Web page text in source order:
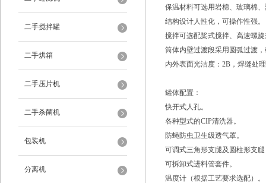
二手搅拌罐
二手烘箱
二手压片机
二手杀菌机
包装机
分离机
保温材料可选用岩棉、玻璃棉
结构设计人性化，可操作性强。
搅拌可选配桨式搅拌、高速螺
筒体内壁过渡段采用圆弧过渡
内外表面光洁度：2B，焊缝处
罐体配置：
快开式人孔。
各种型式的CIP清洗器。
防蝇防虫卫生级透气罩。
可调式三角形支腿及圆柱形支
可拆卸式进料管套件。
温度计（根据工艺要求选配）。